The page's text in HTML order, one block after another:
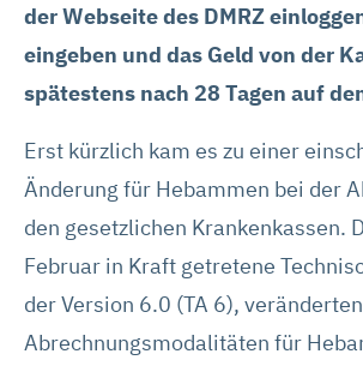
der Webseite des DMRZ
eingeben und das Geld von der
spätestens nach 28 Tagen auf
Erst kürzlich kam es zu einer
Änderung für Hebammen bei der
den gesetzlichen Krankenkassen.
Februar in Kraft getretene
der Version 6.0 (TA 6),
Abrechnungsmodalitäten für